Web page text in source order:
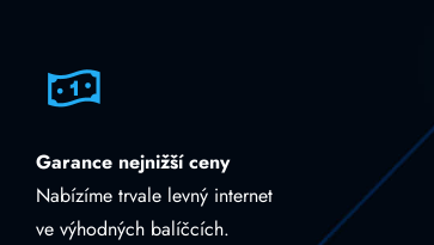
Garance nejnižší ceny
Nabízíme trvale levný internet
ve výhodných balíčcích.